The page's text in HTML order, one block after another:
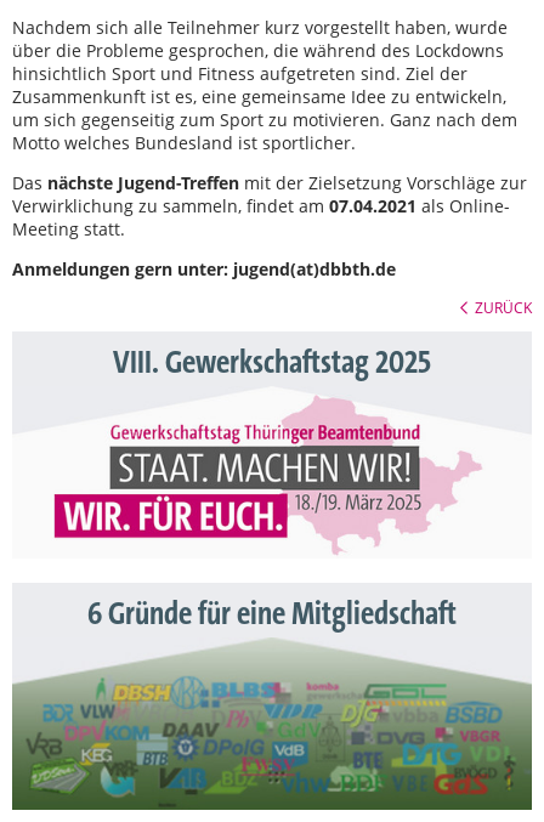
Nachdem sich alle Teilnehmer kurz vorgestellt haben, wurde
über die Probleme gesprochen, die während des Lockdowns
hinsichtlich Sport und Fitness aufgetreten sind. Ziel der
Zusammenkunft ist es, eine gemeinsame Idee zu entwickeln,
um sich gegenseitig zum Sport zu motivieren. Ganz nach dem
Motto welches Bundesland ist sportlicher.
Das nächste Jugend-Treffen mit der Zielsetzung Vorschläge zur
Verwirklichung zu sammeln, findet am 07.04.2021 als Online-
Meeting statt.
Anmeldungen gern unter: jugend(at)dbbth.de
ZURÜCK
VIII. Gewerkschaftstag 2025
6 Gründe für eine Mitgliedschaft